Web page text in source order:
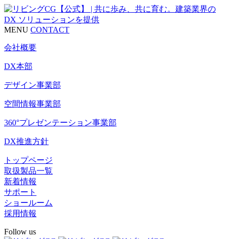
MENU CONTACT
会社概要
DX本部
デザイン事業部
空間情報事業部
360°プレゼンテーション事業部
DX推進方針
トップページ
取扱製品一覧
新着情報
サポート
ショールーム
採用情報
Follow us